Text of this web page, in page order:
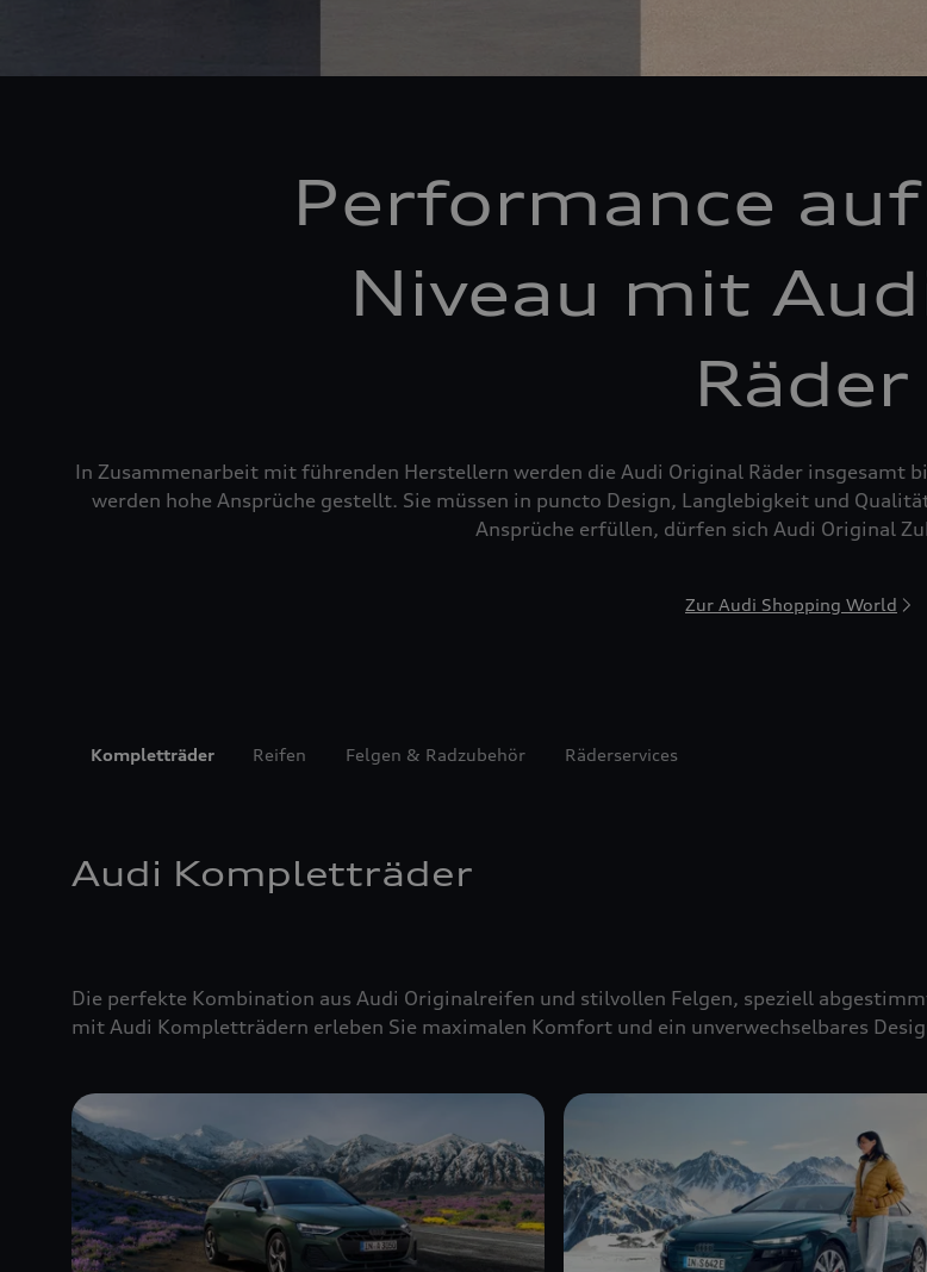
Performance
Niveau mit
Räder
In Zusammenarbeit mit führenden Herstellern werden die Audi Original Räder insgesamt
werden hohe Ansprüche gestellt. Sie müssen in puncto Design, Langlebigkeit und
Ansprüche erfüllen, dürfen sich Audi Original
Zur Audi Shopping World
Kompletträder Reifen Felgen & Radzubehör Räderservices
Audi Kompletträder
Die perfekte Kombination aus Audi Originalreifen und stilvollen Felgen, speziell
mit Audi Kompletträdern erleben Sie maximalen Komfort und ein unverwechselbares